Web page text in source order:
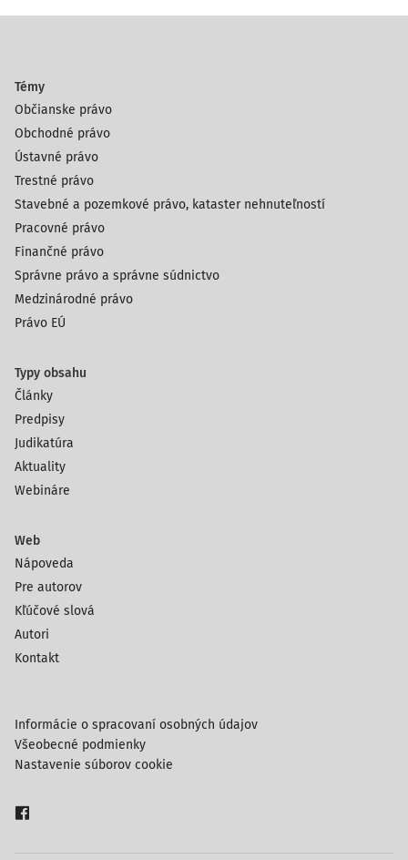
Témy
Občianske právo
Obchodné právo
Ústavné právo
Trestné právo
Stavebné a pozemkové právo, kataster nehnuteľností
Pracovné právo
Finančné právo
Správne právo a správne súdnictvo
Medzinárodné právo
Právo EÚ
Typy obsahu
Články
Predpisy
Judikatúra
Aktuality
Webináre
Web
Nápoveda
Pre autorov
Kľúčové slová
Autori
Kontakt
Informácie o spracovaní osobných údajov
Všeobecné podmienky
Nastavenie súborov cookie